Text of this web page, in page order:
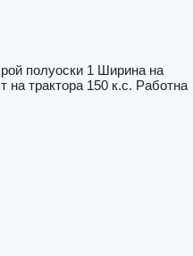
полуоски 1 Ширина на
на трактора 150 к.с. Работна